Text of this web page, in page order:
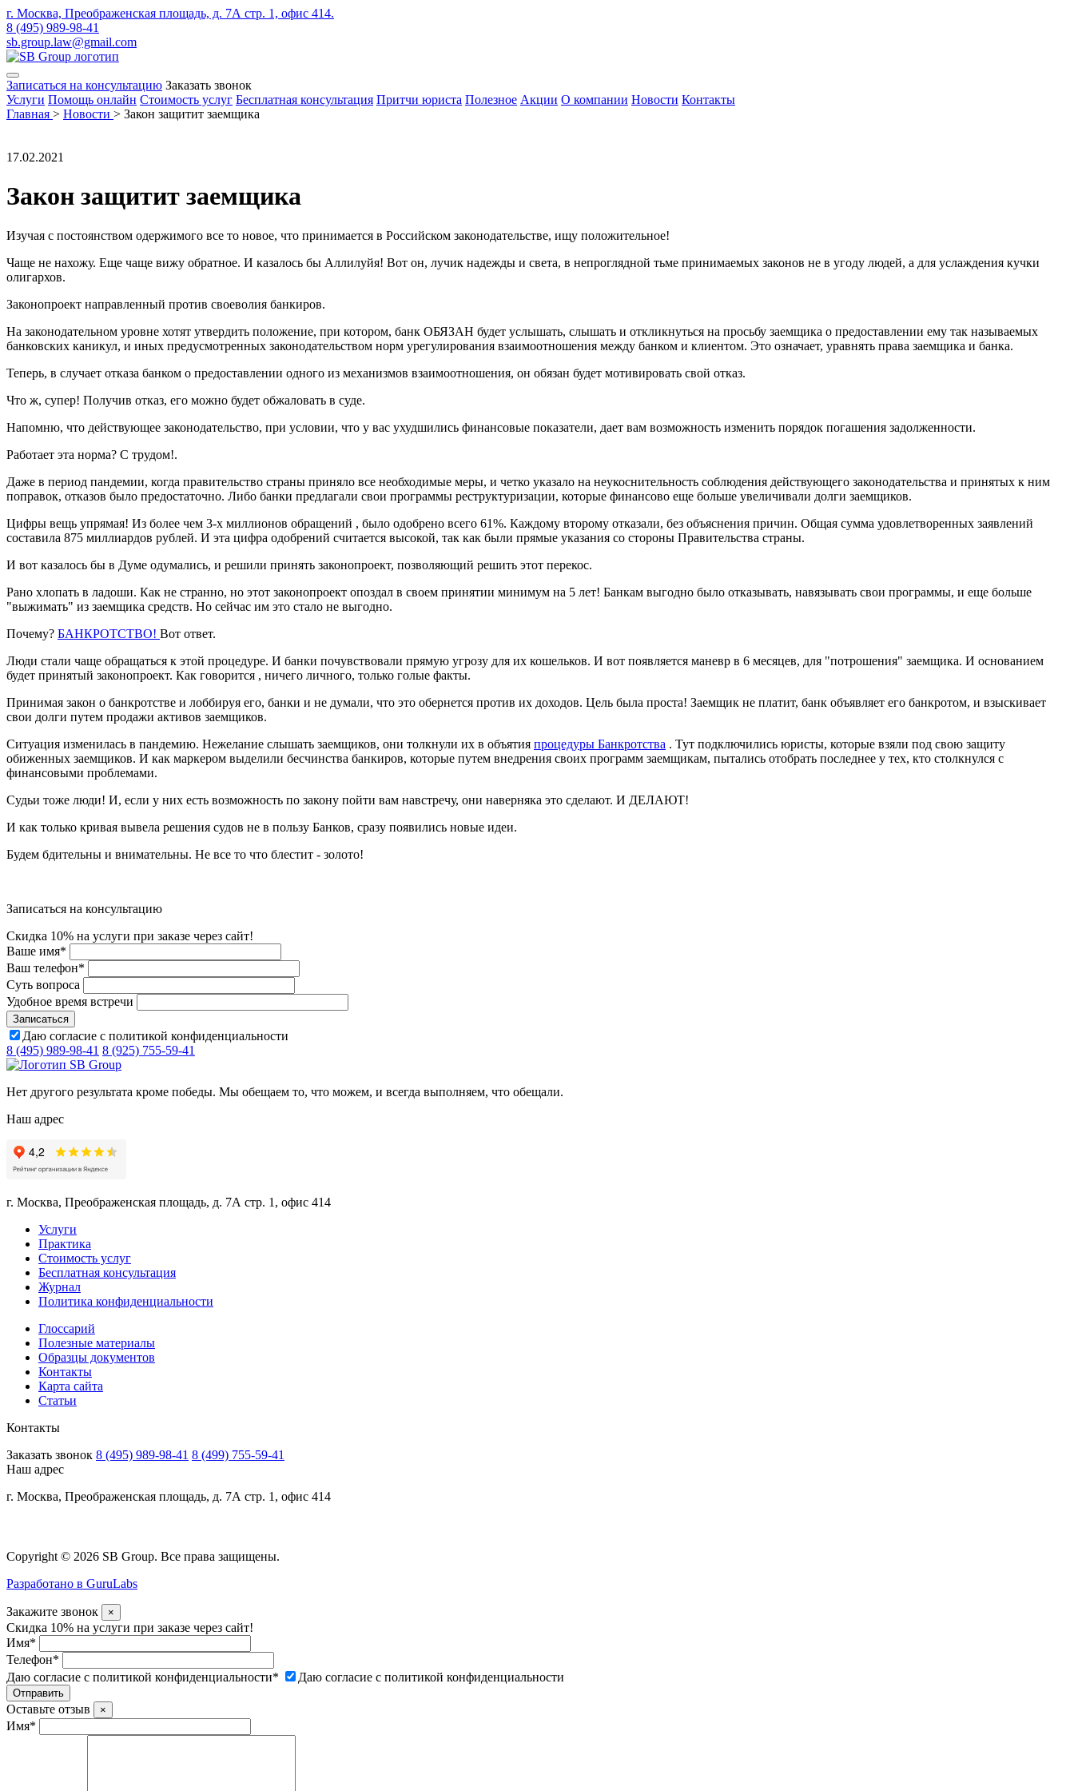
г. Москва, Преображенская площадь, д. 7А стр. 1, офис 414.
8 (495) 989-98-41
sb.group.law@gmail.com
Записаться на консультацию Заказать звонок
Услуги Помощь онлайн Стоимость услуг Бесплатная консультация Притчи юриста Полезное Акции О компании Новости Контакты
Главная > Новости > Закон защитит заемщика
17.02.2021
Закон защитит заемщика
Изучая с постоянством одержимого все то новое, что принимается в Российском законодательстве, ищу положительное!
Чаще не нахожу. Еще чаще вижу обратное. И казалось бы Аллилуйя! Вот он, лучик надежды и света, в непроглядной тьме принимаемых законов не в угоду людей, а для услаждения кучки
олигархов.
Законопроект направленный против своеволия банкиров.
На законодательном уровне хотят утвердить положение, при котором, банк ОБЯЗАН будет услышать, слышать и откликнуться на просьбу заемщика о предоставлении ему так называемых
банковских каникул, и иных предусмотренных законодательством норм урегулирования взаимоотношения между банком и клиентом. Это означает, уравнять права заемщика и банка.
Теперь, в случает отказа банком о предоставлении одного из механизмов взаимоотношения, он обязан будет мотивировать свой отказ.
Что ж, супер! Получив отказ, его можно будет обжаловать в суде.
Напомню, что действующее законодательство, при условии, что у вас ухудшились финансовые показатели, дает вам возможность изменить порядок погашения задолженности.
Работает эта норма? С трудом!.
Даже в период пандемии, когда правительство страны приняло все необходимые меры, и четко указало на неукоснительность соблюдения действующего законодательства и принятых к ним
поправок, отказов было предостаточно. Либо банки предлагали свои программы реструктуризации, которые финансово еще больше увеличивали долги заемщиков.
Цифры вещь упрямая! Из более чем 3-х миллионов обращений , было одобрено всего 61%. Каждому второму отказали, без объяснения причин. Общая сумма удовлетворенных заявлений
составила 875 миллиардов рублей. И эта цифра одобрений считается высокой, так как были прямые указания со стороны Правительства страны.
И вот казалось бы в Думе одумались, и решили принять законопроект, позволяющий решить этот перекос.
Рано хлопать в ладоши. Как не странно, но этот законопроект опоздал в своем принятии минимум на 5 лет! Банкам выгодно было отказывать, навязывать свои программы, и еще больше
"выжимать" из заемщика средств. Но сейчас им это стало не выгодно.
Почему? БАНКРОТСТВО! Вот ответ.
Люди стали чаще обращаться к этой процедуре. И банки почувствовали прямую угрозу для их кошельков. И вот появляется маневр в 6 месяцев, для "потрошения" заемщика. И основанием
будет принятый законопроект. Как говорится , ничего личного, только голые факты.
Принимая закон о банкротстве и лоббируя его, банки и не думали, что это обернется против их доходов. Цель была проста! Заемщик не платит, банк объявляет его банкротом, и взыскивает
свои долги путем продажи активов заемщиков.
Ситуация изменилась в пандемию. Нежелание слышать заемщиков, они толкнули их в объятия процедуры Банкротства . Тут подключились юристы, которые взяли под свою защиту
обиженных заемщиков. И как маркером выделили бесчинства банкиров, которые путем внедрения своих программ заемщикам, пытались отобрать последнее у тех, кто столкнулся с
финансовыми проблемами.
Судьи тоже люди! И, если у них есть возможность по закону пойти вам навстречу, они наверняка это сделают. И ДЕЛАЮТ!
И как только кривая вывела решения судов не в пользу Банков, сразу появились новые идеи.
Будем бдительны и внимательны. Не все то что блестит - золото!
Записаться на консультацию
Скидка 10% на услуги при заказе через сайт!
Ваше имя*
Ваш телефон*
Суть вопроса
Удобное время встречи
Даю согласие с политикой конфиденциальности
8 (495) 989-98-41 8 (925) 755-59-41
Нет другого результата кроме победы. Мы обещаем то, что можем, и всегда выполняем, что обещали.
Наш адрес
г. Москва, Преображенская площадь, д. 7А стр. 1, офис 414
Услуги
Практика
Стоимость услуг
Бесплатная консультация
Журнал
Политика конфиденциальности
Глоссарий
Полезные материалы
Образцы документов
Контакты
Карта сайта
Статьи
Контакты
Заказать звонок 8 (495) 989-98-41 8 (499) 755-59-41
Наш адрес
г. Москва, Преображенская площадь, д. 7А стр. 1, офис 414
Copyright © 2026 SB Group. Все права защищены.
Разработано в GuruLabs
Закажите звонок ×
Скидка 10% на услуги при заказе через сайт!
Имя*
Телефон*
Даю согласие с политикой конфиденциальности* Даю согласие с политикой конфиденциальности
Оставьте отзыв ×
Имя*